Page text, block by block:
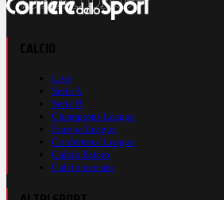
Live
Serie A
Serie B
Champions League
Europa League
Conference League
Calcio Estero
Calciomercato